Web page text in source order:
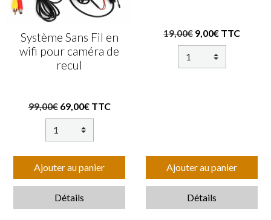
Système Sans Fil en
wifi pour caméra de
recul
99,00€ 69,00€ TTC
Ajouter au panier
Détails
19,00€ 9,00€ TTC
Ajouter au panier
Détails